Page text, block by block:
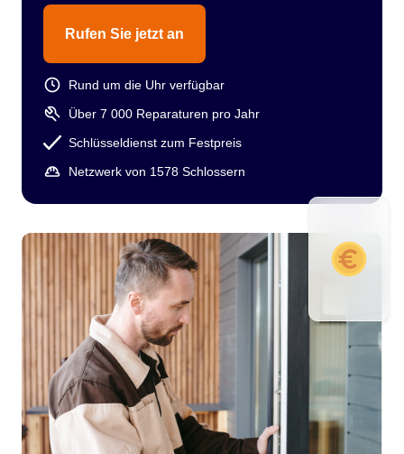
Rufen Sie jetzt an
Rund um die Uhr verfügbar
Über 7 000 Reparaturen pro Jahr
Schlüsseldienst zum Festpreis
Netzwerk von 1578 Schlossern